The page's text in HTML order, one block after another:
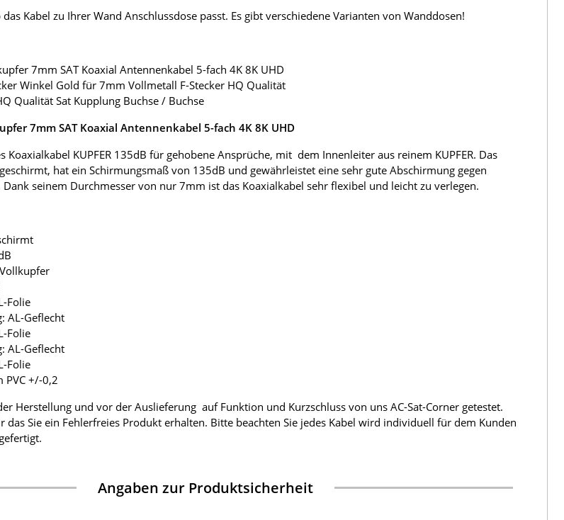
Kabel zu Ihrer Wand Anschlussdose passt. Es gibt verschiedene Varianten von Wanddosen!
7mm SAT Koaxial Antennenkabel 5-fach 4K 8K UHD
Winkel Gold für 7mm Vollmetall F-Stecker HQ Qualität
Qualität Sat Kupplung Buchse / Buchse
7mm SAT Koaxial Antennenkabel 5-fach 4K 8K UHD
Koaxialkabel KUPFER 135dB für gehobene Ansprüche, mit dem Innenleiter aus reinem KUPFER. Das
hat ein Schirmungsmaß von 135dB und gewährleistet eine sehr gute Abschirmung gegen
seinem Durchmesser von nur 7mm ist das Koaxialkabel sehr flexibel und leicht zu verlegen.
Folie
AL-Geflecht
Folie
AL-Geflecht
Folie
PVC +/-0,2
Herstellung und vor der Auslieferung auf Funktion und Kurzschluss von uns AC-Sat-Corner getestet.
das Sie ein Fehlerfreies Produkt erhalten. Bitte beachten Sie jedes Kabel wird individuell für dem Kunden
Angaben zur Produktsicherheit